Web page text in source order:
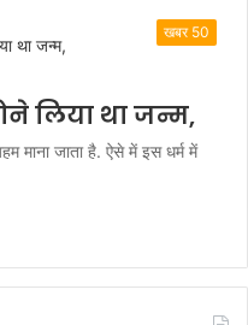
खबर 50
लिया था जन्म,
माना जाता है. ऐसे में इस धर्म में